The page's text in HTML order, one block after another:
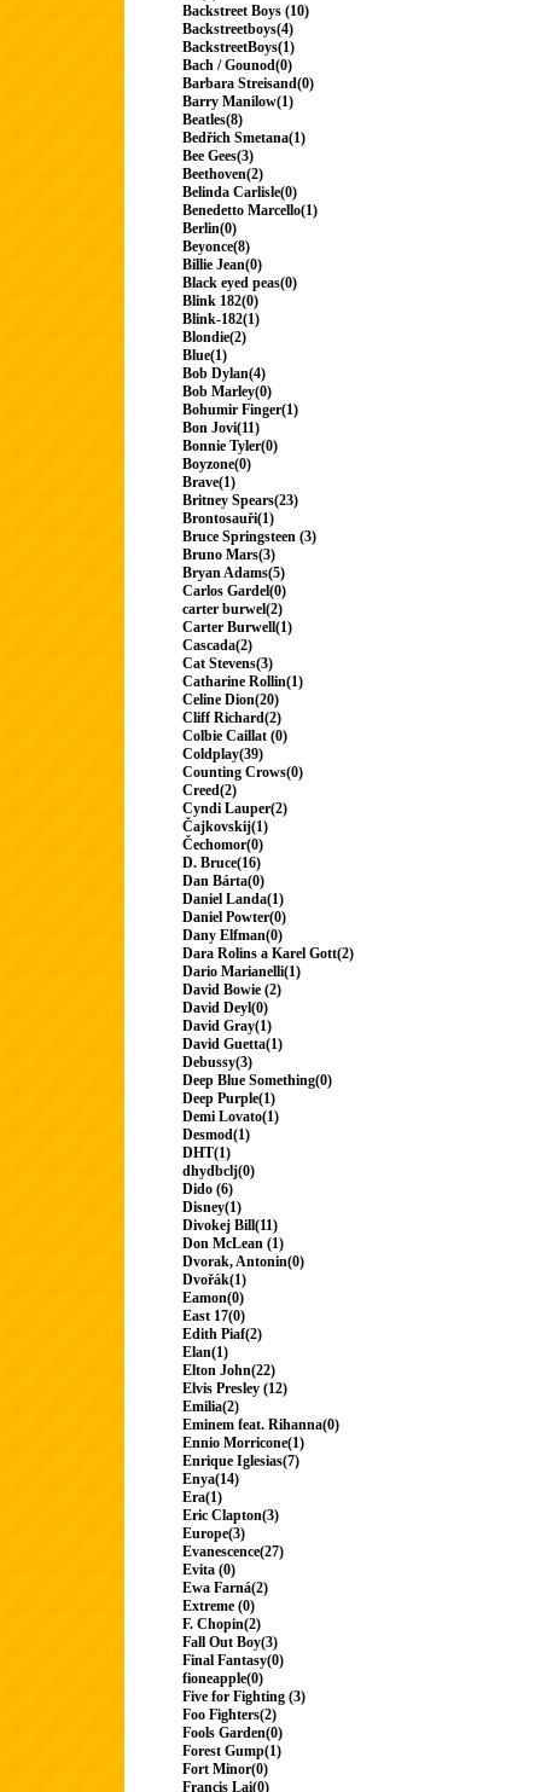
Backstreet Boys (10)
Backstreetboys(4)
BackstreetBoys(1)
Bach / Gounod(0)
Barbara Streisand(0)
Barry Manilow(1)
Beatles(8)
Bedřich Smetana(1)
Bee Gees(3)
Beethoven(2)
Belinda Carlisle(0)
Benedetto Marcello(1)
Berlin(0)
Beyonce(8)
Billie Jean(0)
Black eyed peas(0)
Blink 182(0)
Blink-182(1)
Blondie(2)
Blue(1)
Bob Dylan(4)
Bob Marley(0)
Bohumir Finger(1)
Bon Jovi(11)
Bonnie Tyler(0)
Boyzone(0)
Brave(1)
Britney Spears(23)
Brontosauři(1)
Bruce Springsteen (3)
Bruno Mars(3)
Bryan Adams(5)
Carlos Gardel(0)
carter burwel(2)
Carter Burwell(1)
Cascada(2)
Cat Stevens(3)
Catharine Rollin(1)
Celine Dion(20)
Cliff Richard(2)
Colbie Caillat (0)
Coldplay(39)
Counting Crows(0)
Creed(2)
Cyndi Lauper(2)
Čajkovskij(1)
Čechomor(0)
D. Bruce(16)
Dan Bárta(0)
Daniel Landa(1)
Daniel Powter(0)
Dany Elfman(0)
Dara Rolins a Karel Gott(2)
Dario Marianelli(1)
David Bowie (2)
David Deyl(0)
David Gray(1)
David Guetta(1)
Debussy(3)
Deep Blue Something(0)
Deep Purple(1)
Demi Lovato(1)
Desmod(1)
DHT(1)
dhydbclj(0)
Dido (6)
Disney(1)
Divokej Bill(11)
Don McLean (1)
Dvorak, Antonin(0)
Dvořák(1)
Eamon(0)
East 17(0)
Edith Piaf(2)
Elan(1)
Elton John(22)
Elvis Presley (12)
Emilia(2)
Eminem feat. Rihanna(0)
Ennio Morricone(1)
Enrique Iglesias(7)
Enya(14)
Era(1)
Eric Clapton(3)
Europe(3)
Evanescence(27)
Evita (0)
Ewa Farná(2)
Extreme (0)
F. Chopin(2)
Fall Out Boy(3)
Final Fantasy(0)
fioneapple(0)
Five for Fighting (3)
Foo Fighters(2)
Fools Garden(0)
Forest Gump(1)
Fort Minor(0)
Francis Lai(0)